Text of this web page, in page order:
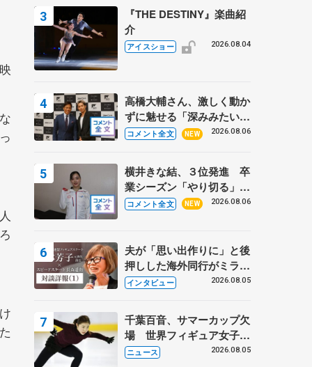
『THE DESTINY』楽曲紹
介
アイスショー 2026.08.04
高橋大輔さん、激しく動か
ずに魅せる「深みみたいな
ものは出てきている？」
あい
コメント全文 NEW 2026.08.06
横井きな結、３位発進 卒
業シーズン「やり切る」
【みなとアクルス杯SP】
コメント全文 NEW 2026.08.06
夫が「思い出作りに」と後
押しした海外同行がミラノ
まで… 繁華街のリンクで
に 小林芳子さんが振り返
るスケート人生
インタビュー 2026.08.05
千葉百音、サマーカップ欠
場 世界フィギュア女子2
位
ニュース 2026.08.05